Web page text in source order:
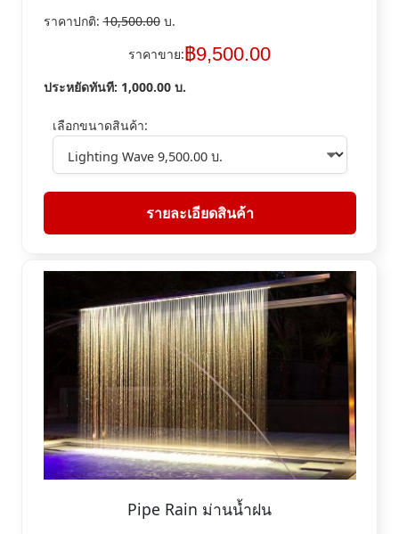
ราคาปกติ:10,500.00บ.
ราคาขาย: ฿9,500.00
ประหยัดทันที: 1,000.00บ.
เลือกขนาดสินค้า:
รายละเอียดสินค้า
Pipe Rain ม่านน้ำฝน